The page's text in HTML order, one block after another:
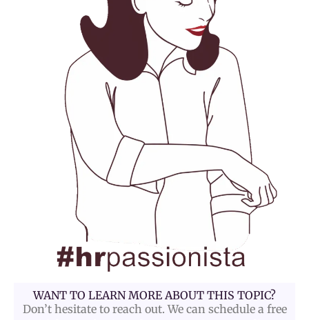
WANT TO LEARN MORE ABOUT THIS TOPIC?
Don’t hesitate to reach out. We can schedule a free